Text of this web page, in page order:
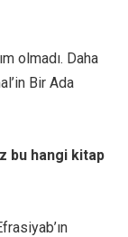
olmadı. Daha
Bir Ada
bu hangi kitap